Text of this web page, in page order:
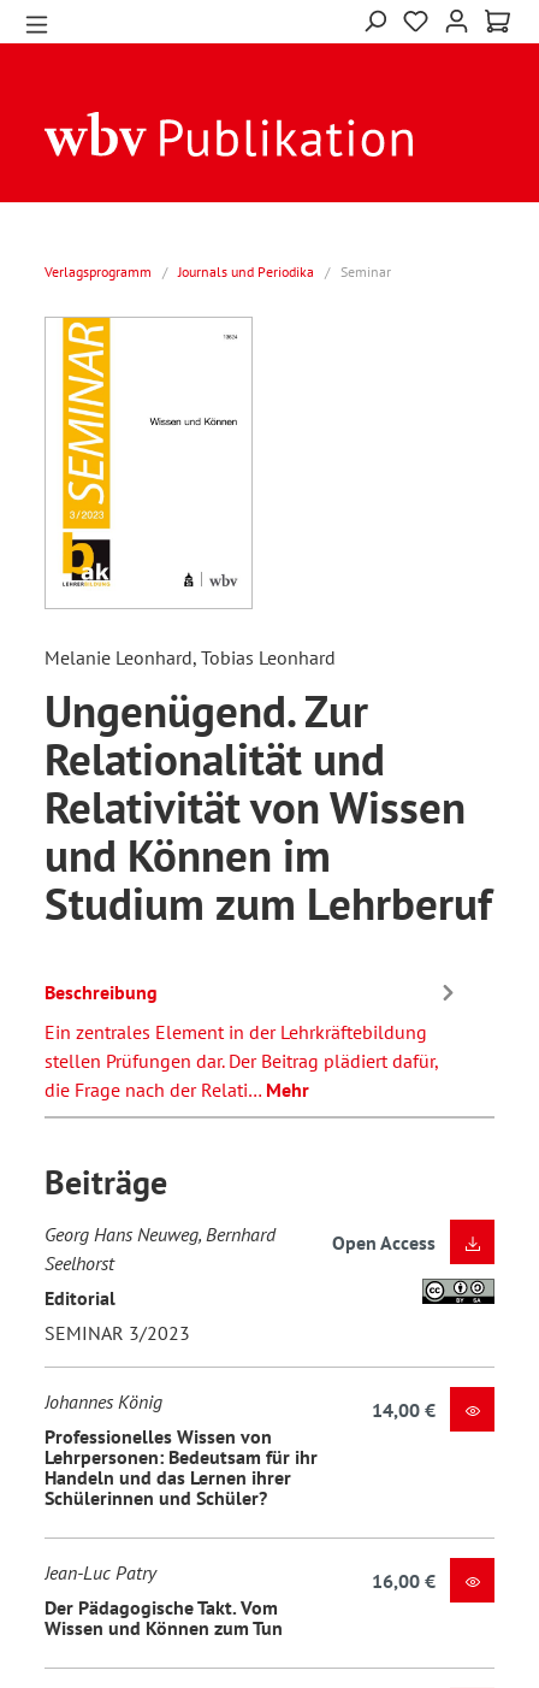
Verlagsprogramm / Journals und Periodika / Seminar
Melanie Leonhard, Tobias Leonhard
Ungenügend. Zur
Relationalität und
Relativität von Wissen
und Können im
Studium zum Lehrberuf
Beschreibung
Ein zentrales Element in der Lehrkräftebildung
stellen Prüfungen dar. Der Beitrag plädiert dafür,
die Frage nach der Relati… Mehr
Beiträge
Georg Hans Neuweg, Bernhard
Seelhorst
Editorial
SEMINAR 3/2023
Open Access
Johannes König
Professionelles Wissen von
Lehrpersonen: Bedeutsam für ihr
Handeln und das Lernen ihrer
Schülerinnen und Schüler?
14,00 €
Jean-Luc Patry
Der Pädagogische Takt. Vom
Wissen und Können zum Tun
16,00 €